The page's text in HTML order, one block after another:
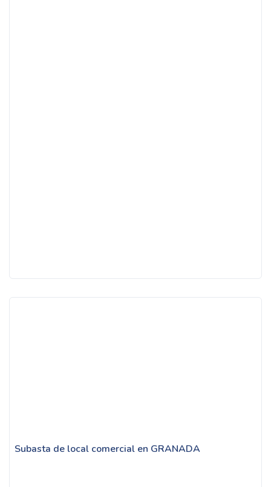
Subasta de local comercial en GRANADA